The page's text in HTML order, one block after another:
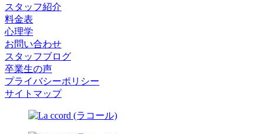
スタッフ紹介
料金表
心理学
お問い合わせ
スタッフブログ
卒業生の声
プライバシーポリシー
サイトマップ